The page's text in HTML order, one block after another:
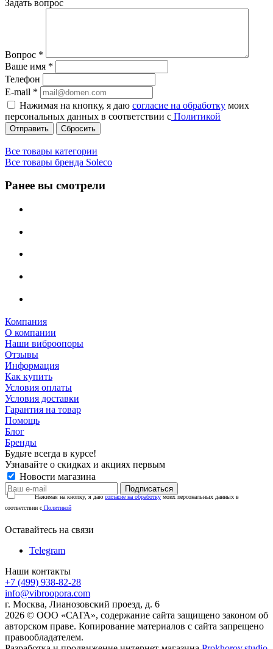
Задать вопрос
Вопрос *
Ваше имя *
Телефон
E-mail *
Нажимая на кнопку, я даю согласие на обработку моих
персональных данных в соответствии с Политикой
Сбросить
Все товары категории
Все товары бренда Soleco
Ранее вы смотрели
Компания
О компании
Наши виброопоры
Отзывы
Информация
Как купить
Условия оплаты
Условия доставки
Гарантия на товар
Помощь
Блог
Бренды
Будьте всегда в курсе!
Узнавайте о скидках и акциях первым
Новости магазина
Нажимая на кнопку, я даюсогласие на обработкумоих персональных данных в
соответствии с Политикой
Оставайтесь на связи
Telegram
Наши контакты
+7 (499) 938-82-28
info@vibroopora.com
г. Москва, Лианозовский проезд, д. 6
2026 © ООО «САГА», содержание сайта защищено законом об
авторском праве. Копирование материалов с сайта запрещено
правообладателем.